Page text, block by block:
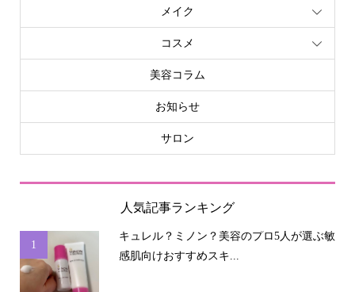
メイク
コスメ
美容コラム
お知らせ
サロン
人気記事ランキング
1
キュレル？ミノン？美容のプロ5人が選ぶ敏
感肌向けおすすめスキ...